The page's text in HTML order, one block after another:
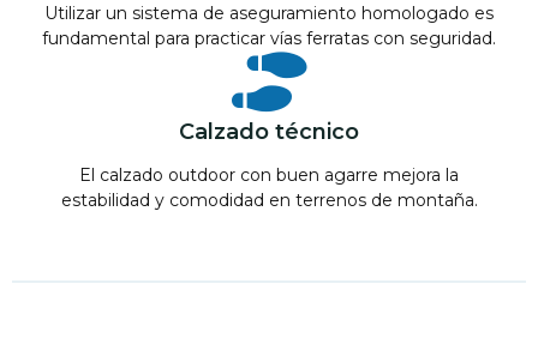
Utilizar un sistema de aseguramiento homologado es
fundamental para practicar vías ferratas con seguridad.
Calzado técnico
El calzado outdoor con buen agarre mejora la
estabilidad y comodidad en terrenos de montaña.